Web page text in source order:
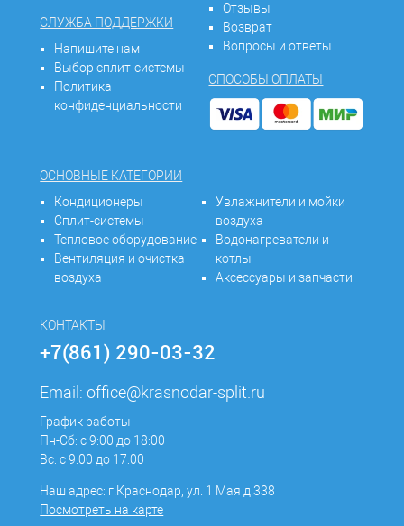
СЛУЖБА ПОДДЕРЖКИ
Напишите нам
Выбор сплит-системы
Политика
конфиденциальности
Отзывы
Возврат
Вопросы и ответы
СПОСОБЫ ОПЛАТЫ
ОСНОВНЫЕ КАТЕГОРИИ
Кондиционеры
Сплит-системы
Тепловое оборудование
Вентиляция и очистка
воздуха
Увлажнители и мойки
воздуха
Водонагреватели и
котлы
Аксессуары и запчасти
КОНТАКТЫ
+7(861) 290-03-32
Email:office@krasnodar-split.ru
График работы
Пн-Сб: с 9:00 до 18:00
Вс: с 9:00 до 17:00
Наш адрес: г.Краснодар, ул. 1 Мая д.338
Посмотреть на карте